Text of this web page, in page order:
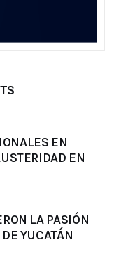
EN
EN
LA PASIÓN
YUCATÁN